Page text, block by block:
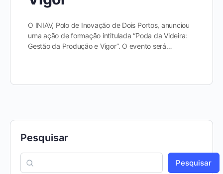
O INIAV, Polo de Inovação de Dois Portos, anunciou
uma ação de formação intitulada “Poda da Videira:
Gestão da Produção e Vigor”. O evento será…
Pesquisar
Pesquisar